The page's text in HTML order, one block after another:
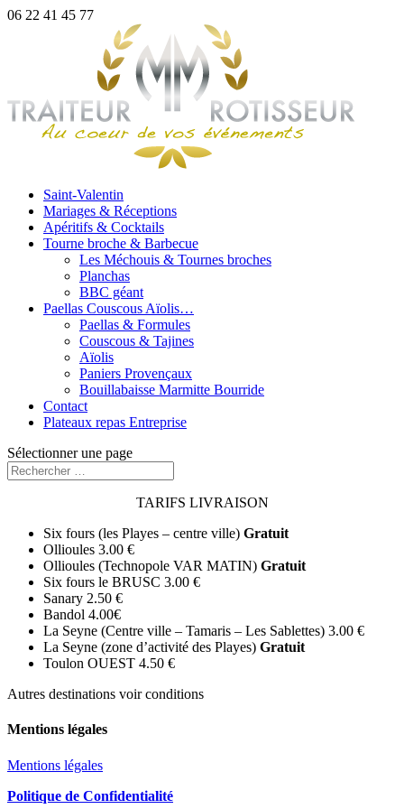
06 22 41 45 77
Saint-Valentin
Mariages & Réceptions
Apéritifs & Cocktails
Tourne broche & Barbecue
Les Méchouis & Tournes broches
Planchas
BBC géant
Paellas Couscous Aïolis…
Paellas & Formules
Couscous & Tajines
Aïolis
Paniers Provençaux
Bouillabaisse Marmitte Bourride
Contact
Plateaux repas Entreprise
Sélectionner une page
TARIFS LIVRAISON
Six fours (les Playes – centre ville) Gratuit
Ollioules 3.00 €
Ollioules (Technopole VAR MATIN) Gratuit
Six fours le BRUSC 3.00 €
Sanary 2.50 €
Bandol 4.00€
La Seyne (Centre ville – Tamaris – Les Sablettes) 3.00 €
La Seyne (zone d’activité des Playes) Gratuit
Toulon OUEST 4.50 €
Autres destinations voir conditions
Mentions légales
Mentions légales
Politique de Confidentialité